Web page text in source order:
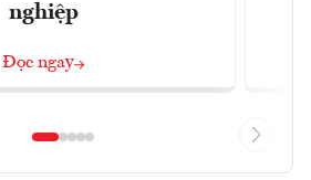
nghiệp
Đọc ngay